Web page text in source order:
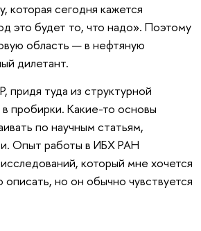
которая сегодня кажется
это будет то, что надо». Поэтому
область — в нефтяную
дилетант.
придя туда из структурной
пробирки. Какие-то основы
по научным статьям,
Опыт работы в ИБХ РАН
который мне хочется
но он обычно чувствуется